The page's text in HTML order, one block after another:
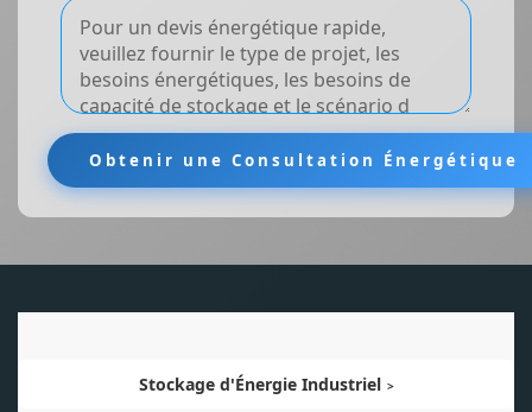
Stockage d'Énergie Industriel